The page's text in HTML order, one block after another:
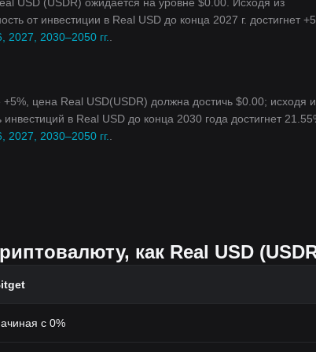
от инвестиции в Real USD до конца 2027 г. достигнет
2027, 2030–2050 гг.
цена Real USD(USDR) должна достичь $0.00; исходя
в Real USD до конца 2030 года достигнет
2027, 2030–2050 гг.
как Real USD
с 0%